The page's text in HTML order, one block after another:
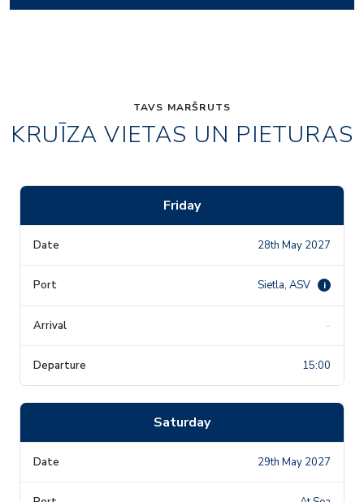
TAVS MARŠRUTS
KRUĪZA VIETAS UN PIETURAS
Friday
28th May 2027
Sietla, ASV i
-
15:00
Saturday
29th May 2027